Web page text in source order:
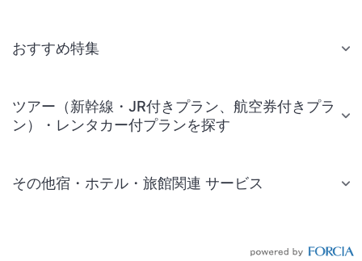
おすすめ特集
ツアー（新幹線・JR付きプラン、航空券付きプラ
ン）・レンタカー付プランを探す
その他宿・ホテル・旅館関連 サービス